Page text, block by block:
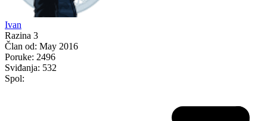
Ivan
Razina 3
Član od: May 2016
Poruke: 2496
Sviđanja: 532
Spol: